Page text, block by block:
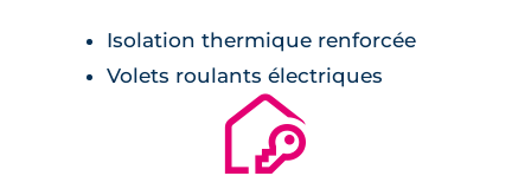
Isolation thermique renforcée
Volets roulants électriques
🔐